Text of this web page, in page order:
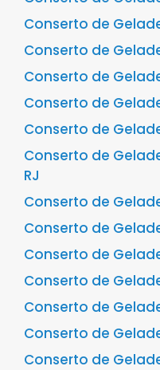
Conserto de
Conserto de
Conserto de
Conserto de
Conserto de
Conserto de
RJ
Conserto de
Conserto de
Conserto de
Conserto de
Conserto de
Conserto de
Conserto de